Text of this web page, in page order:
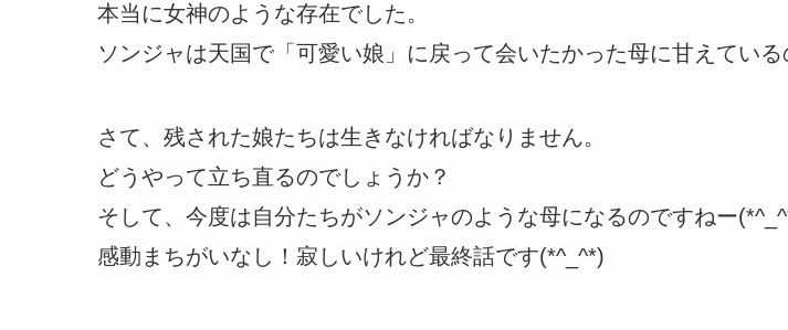
本当に女神のような存在でした。
ソンジャは天国で「可愛い娘」に戻って会いたかった母に甘えている
さて、残された娘たちは生きなければなりません。
どうやって立ち直るのでしょうか？
そして、今度は自分たちがソンジャのような母になるのですねー
感動まちがいなし！寂しいけれど最終話です(*^_^*)